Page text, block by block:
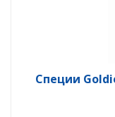
Специи